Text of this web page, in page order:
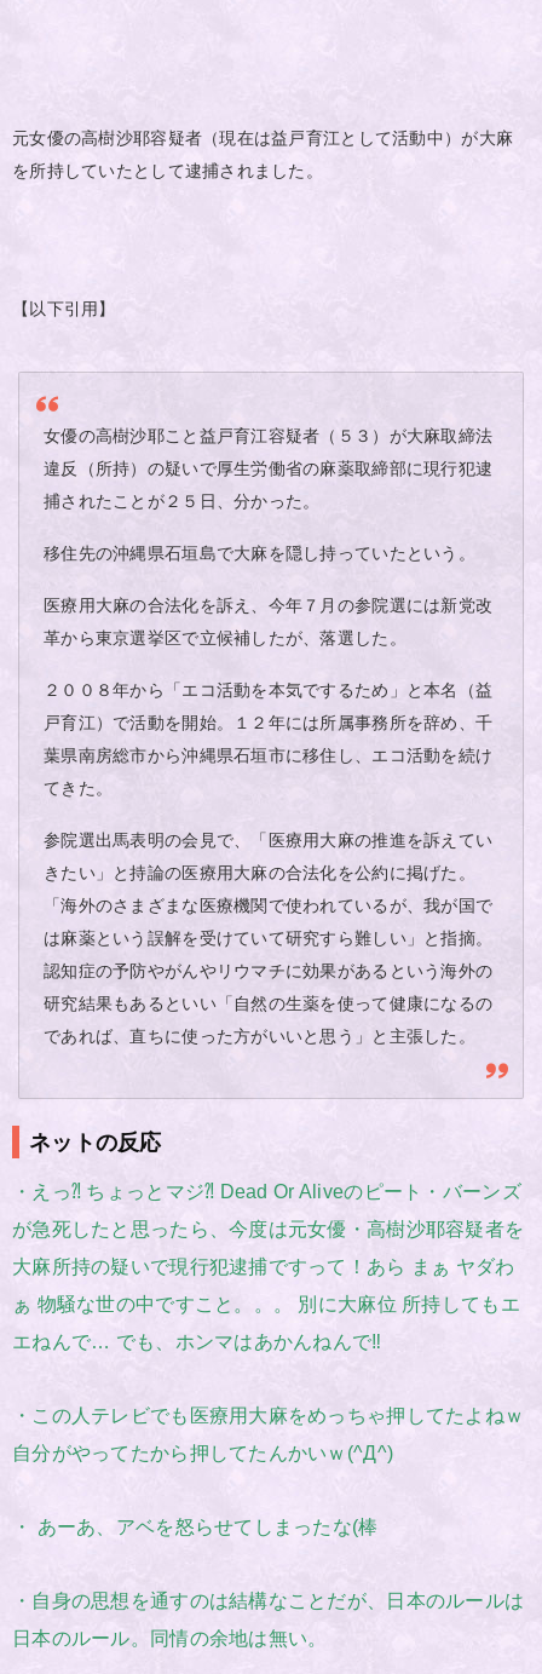
元女優の高樹沙耶容疑者（現在は益戸育江として活動中）が大麻
を所持していたとして逮捕されました。
【以下引用】
女優の高樹沙耶こと益戸育江容疑者（５３）が大麻取締法
違反（所持）の疑いで厚生労働省の麻薬取締部に現行犯逮
捕されたことが２５日、分かった。
移住先の沖縄県石垣島で大麻を隠し持っていたという。
医療用大麻の合法化を訴え、今年７月の参院選には新党改
革から東京選挙区で立候補したが、落選した。
２００８年から「エコ活動を本気でするため」と本名（益
戸育江）で活動を開始。１２年には所属事務所を辞め、千
葉県南房総市から沖縄県石垣市に移住し、エコ活動を続け
てきた。
参院選出馬表明の会見で、「医療用大麻の推進を訴えてい
きたい」と持論の医療用大麻の合法化を公約に掲げた。
「海外のさまざまな医療機関で使われているが、我が国で
は麻薬という誤解を受けていて研究すら難しい」と指摘。
認知症の予防やがんやリウマチに効果があるという海外の
研究結果もあるといい「自然の生薬を使って健康になるの
であれば、直ちに使った方がいいと思う」と主張した。
ネットの反応
・えっ⁈ ちょっとマジ⁈ Dead Or Aliveのピート・バーンズ
が急死したと思ったら、今度は元女優・高樹沙耶容疑者を
大麻所持の疑いで現行犯逮捕ですって！あら まぁ ヤダわ
ぁ 物騒な世の中ですこと。。。 別に大麻位 所持してもエ
エねんで… でも、ホンマはあかんねんで‼︎
・この人テレビでも医療用大麻をめっちゃ押してたよねｗ
自分がやってたから押してたんかいｗ(^Д^)
・ あーあ、アベを怒らせてしまったな(棒
・自身の思想を通すのは結構なことだが、日本のルールは
日本のルール。同情の余地は無い。